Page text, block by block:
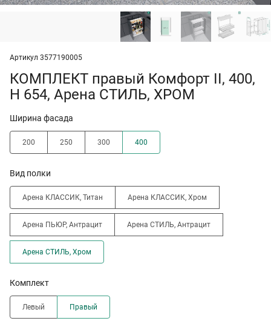
Артикул 3577190005
КОМПЛЕКТ правый Комфорт II, 400,
H 654, Арена СТИЛЬ, ХРОМ
Ширина фасада
200 250 300 400
Вид полки
Арена КЛАССИК, Титан Арена КЛАССИК, Хром
Арена ПЬЮР, Антрацит Арена СТИЛЬ, Антрацит
Арена СТИЛЬ, Хром
Комплект
Левый Правый